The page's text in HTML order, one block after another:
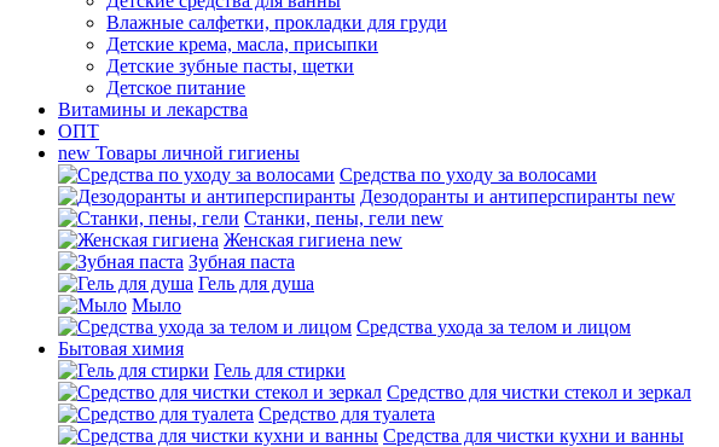
Влажные салфетки, прокладки для груди
Детские крема, масла, присыпки
Детские зубные пасты, щетки
Детское питание
Витамины и лекарства
ОПТ
new Товары личной гигиены
Средства по уходу за волосами
Дезодоранты и антиперспиранты new
Станки, пены, гели new
Женская гигиена new
Зубная паста
Гель для душа
Мыло
Средства ухода за телом и лицом
Бытовая химия
Гель для стирки
Средство для чистки стекол и зеркал
Средство для туалета
Средства для чистки кухни и ванны